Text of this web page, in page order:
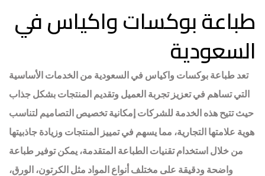
طباعة بوكسات واكياس في
السعودية
تعد طباعة بوكسات واكياس في السعودية من الخدمات الأساسية
التي تساهم في تعزيز تجربة العميل وتقديم المنتجات بشكل جذاب
حيث تتيح هذه الخدمة للشركات إمكانية تخصيص التصاميم لتناسب
هوية علامتها التجارية، مما يسهم في تمييز المنتجات وزيادة جاذبيتها
من خلال استخدام تقنيات الطباعة المتقدمة، يمكن توفير طباعة
واضحة ودقيقة على مختلف أنواع المواد مثل الكرتون، الورق،